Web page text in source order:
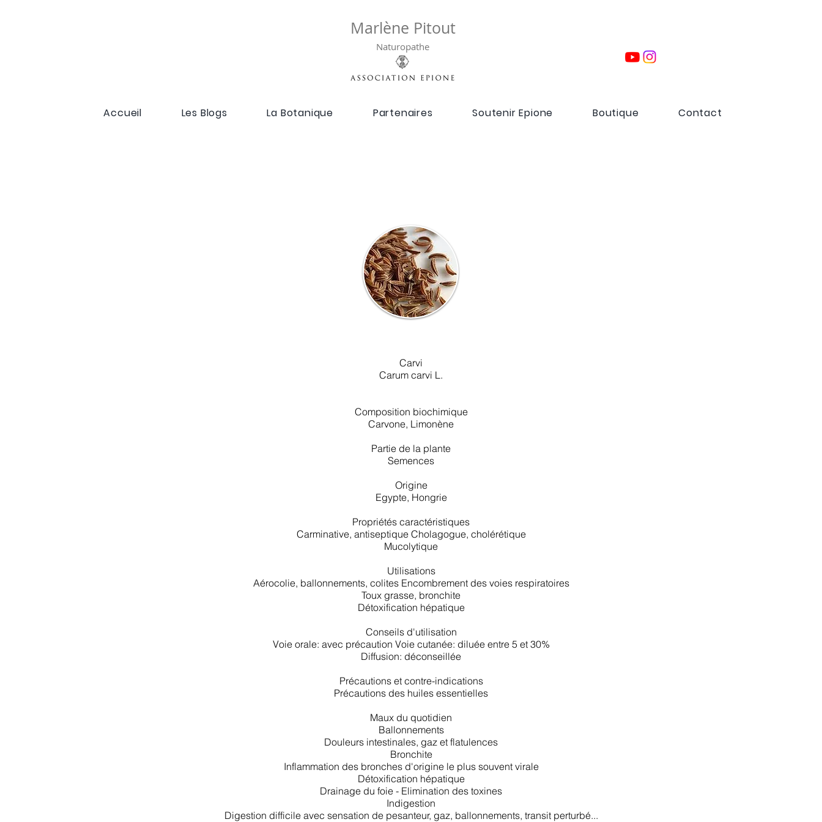
Marlène Pitout
Naturopathe
Accueil Les Blogs La Botanique Partenaires Soutenir Epione Boutique Contact
Carvi
Carum carvi L.
Composition biochimique
Carvone, Limonène
Partie de la plante
Semences
Origine
Egypte, Hongrie
Propriétés caractéristiques
Carminative, antiseptique Cholagogue, cholérétique
Mucolytique
Utilisations
Aérocolie, ballonnements, colites Encombrement des voies respiratoires
Toux grasse, bronchite
Détoxification hépatique
Conseils d'utilisation
Voie orale: avec précaution Voie cutanée: diluée entre 5 et 30%
Diffusion: déconseillée
Précautions et contre-indications
Précautions des huiles essentielles
Maux du quotidien
Ballonnements
Douleurs intestinales, gaz et flatulences
Bronchite
Inflammation des bronches d'origine le plus souvent virale
Détoxification hépatique
Drainage du foie - Elimination des toxines
Indigestion
Digestion difficile avec sensation de pesanteur, gaz, ballonnements, transit perturbé...